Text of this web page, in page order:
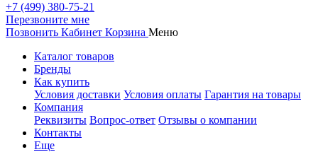
+7 (499) 380-75-21
Перезвоните мне
Позвонить Кабинет Корзина Меню
Каталог товаров
Бренды
Как купить
Условия доставки Условия оплаты Гарантия на товары
Компания
Реквизиты Вопрос-ответ Отзывы о компании
Контакты
Еще